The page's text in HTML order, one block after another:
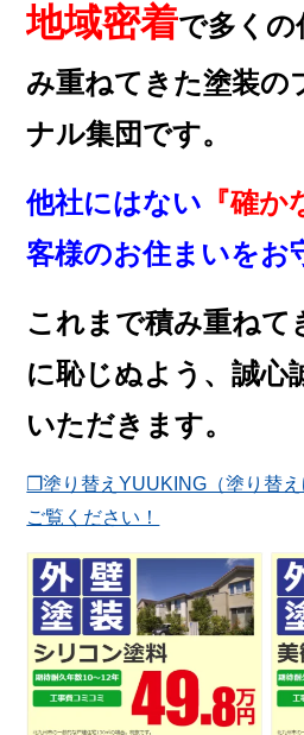
地域密着で多くの
み重ねてきた塗装の
ナル集団です。
他社にはない 『確か
客様のお住まいをお
これまで積み重ねて
に恥じぬよう、誠心
いただきます。
❐塗り替えYUUKING（塗り替
ご覧ください！